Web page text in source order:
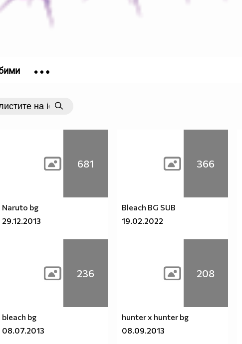
681
Naruto bg
29.12.2013
366
Bleach BG SUB
19.02.2022
236
bleach bg
08.07.2013
208
hunter x hunter bg
08.09.2013